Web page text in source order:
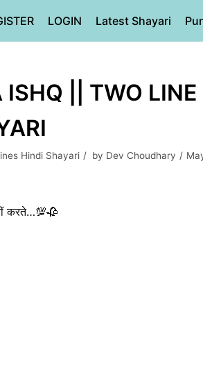
LOGIN Latest Shayari
|| TWO LINE
Hindi Shayari by Dev Choudhary
करते…💯🥀